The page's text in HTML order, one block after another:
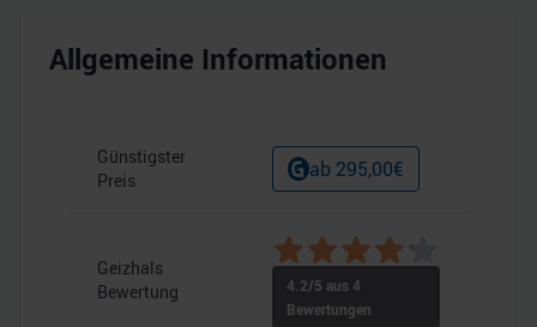
Allgemeine Informationen
Günstigster
Preis
ab 295,00€
Geizhals
Bewertung
4.2/5 aus4
Bewertungen